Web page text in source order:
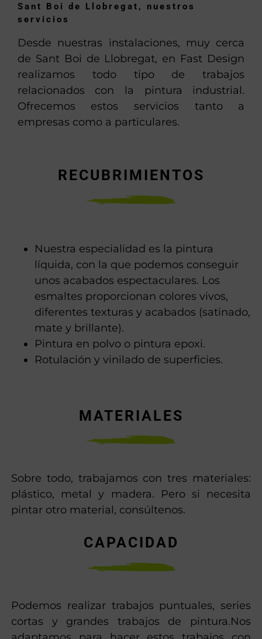
Sant Boi de Llobregat, nuestros
servicios
Desde nuestras instalaciones, muy cerca
de Sant Boi de Llobregat, en Fast Design
realizamos todo tipo de trabajos
relacionados con la pintura industrial.
Ofrecemos estos servicios tanto a
empresas como a particulares.
RECUBRIMIENTOS
Nuestra especialidad es la pintura
líquida, con la que podemos conseguir
unos acabados espectaculares. Los
esmaltes proporcionan colores vivos,
diferentes texturas y acabados (satinado,
mate y brillante).
Pintura en polvo o pintura epoxi.
Rotulación y vinilado de superficies.
MATERIALES
Sobre todo, trabajamos con tres materiales:
plástico, metal y madera. Pero si necesita
pintar otro material, consúltenos.
CAPACIDAD
Podemos realizar trabajos puntuales, series
cortas y grandes trabajos de pintura.Nos